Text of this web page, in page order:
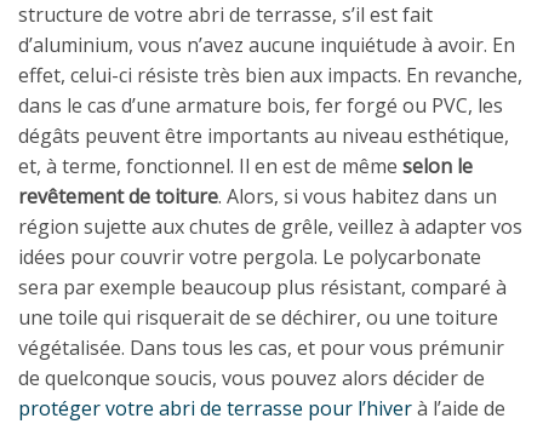
structure de votre abri de terrasse, s’il est fait
d’aluminium, vous n’avez aucune inquiétude à avoir. En
effet, celui-ci résiste très bien aux impacts. En revanche,
dans le cas d’une armature bois, fer forgé ou PVC, les
dégâts peuvent être importants au niveau esthétique,
et, à terme, fonctionnel. Il en est de même selon le
revêtement de toiture. Alors, si vous habitez dans un
région sujette aux chutes de grêle, veillez à adapter vos
idées pour couvrir votre pergola. Le polycarbonate
sera par exemple beaucoup plus résistant, comparé à
une toile qui risquerait de se déchirer, ou une toiture
végétalisée. Dans tous les cas, et pour vous prémunir
de quelconque soucis, vous pouvez alors décider de
protéger votre abri de terrasse pour l’hiverà l’aide de